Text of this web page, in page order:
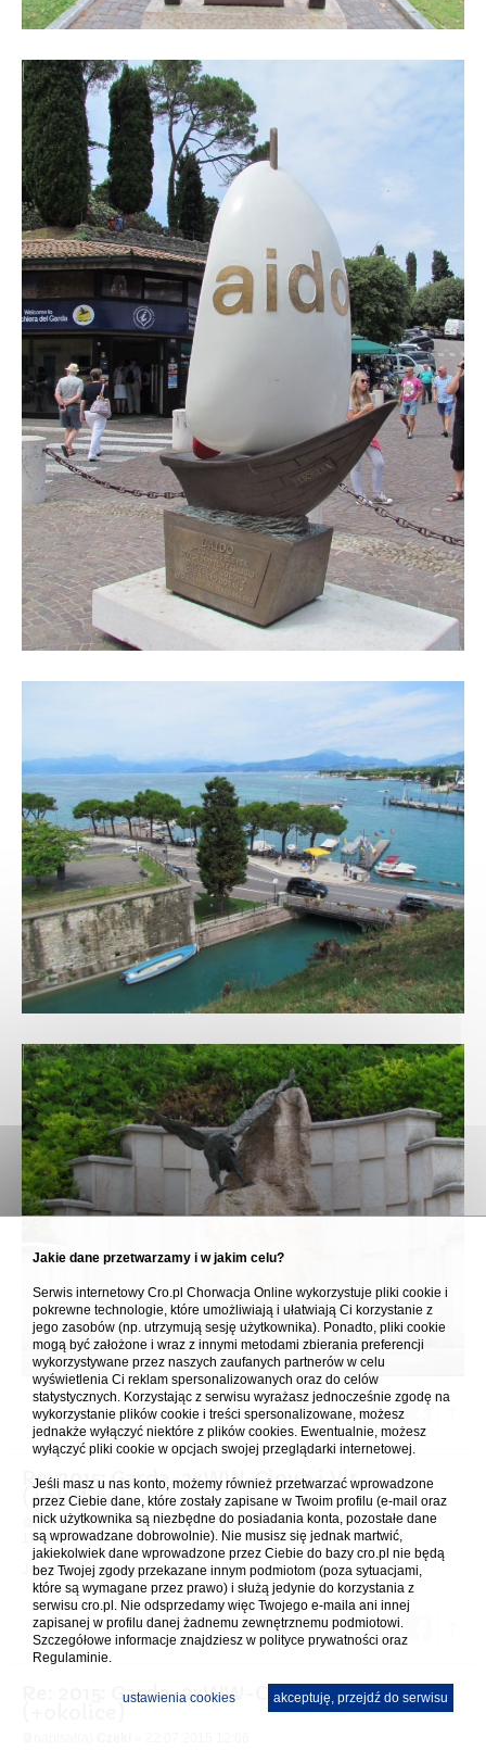
Re: 2015: Garda-2xWW-Ciovo i Vir
(+okolice)
napisał(a)21monika» 22.07.2015
11:56
Jeszcze w pierwszym rzędzie.
Re: 2015: Garda-2xWW-Ciovo i Vir
Jakie dane przetwarzamy i w jakim celu?
Serwis internetowy Cro.pl Chorwacja Online wykorzystuje pliki cookie i
pokrewne technologie, które umożliwiają i ułatwiają Ci korzystanie z
jego zasobów (np. utrzymują sesję użytkownika). Ponadto, pliki cookie
mogą być założone i wraz z innymi metodami zbierania preferencji
wykorzystywane przez naszych zaufanych partnerów w celu
wyświetlenia Ci reklam spersonalizowanych oraz do celów
statystycznych. Korzystając z serwisu wyrażasz jednocześnie zgodę na
wykorzystanie plików cookie i treści spersonalizowane, możesz
jednakże wyłączyć niektóre z plików cookies. Ewentualnie, możesz
wyłączyć pliki cookie w opcjach swojej przeglądarki internetowej.
Jeśli masz u nas konto, możemy również przetwarzać wprowadzone
przez Ciebie dane, które zostały zapisane w Twoim profilu (e-mail oraz
nick użytkownika są niezbędne do posiadania konta, pozostałe dane
są wprowadzane dobrowolnie). Nie musisz się jednak martwić,
jakiekolwiek dane wprowadzone przez Ciebie do bazy cro.pl nie będą
bez Twojej zgody przekazane innym podmiotom (poza sytuacjami,
które są wymagane przez prawo) i służą jedynie do korzystania z
serwisu cro.pl. Nie odsprzedamy więc Twojego e-maila ani innej
zapisanej w profilu danej żadnemu zewnętrznemu podmiotowi.
Szczegółowe informacje znajdziesz w polityce prywatności oraz
Regulaminie.
akceptuję, przejdź do serwisu
ustawienia cookies